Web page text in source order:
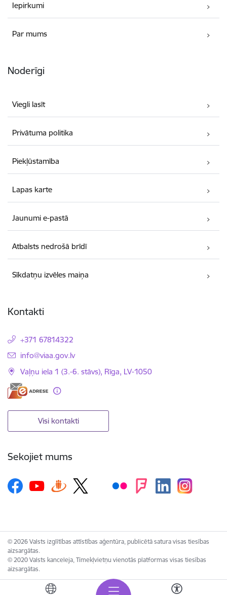
Iepirkumi
Par mums
Noderīgi
Viegli lasīt
Privātuma politika
Piekļūstamība
Lapas karte
Jaunumi e-pastā
Atbalsts nedrošā brīdī
Sīkdatņu izvēles maiņa
Kontakti
+371 67814322
E-pasts:
info@viaa.gov.lv
Vaļņu iela 1 (3.-6. stāvs), Rīga, LV-1050
Visi kontakti
Sekojiet mums
© 2026 Valsts izglītības attīstības aģentūra, publicētā satura visas tiesības
aizsargātas.
© 2020 Valsts kanceleja, Tīmekļvietņu vienotās platformas visas tiesības
aizsargātas.